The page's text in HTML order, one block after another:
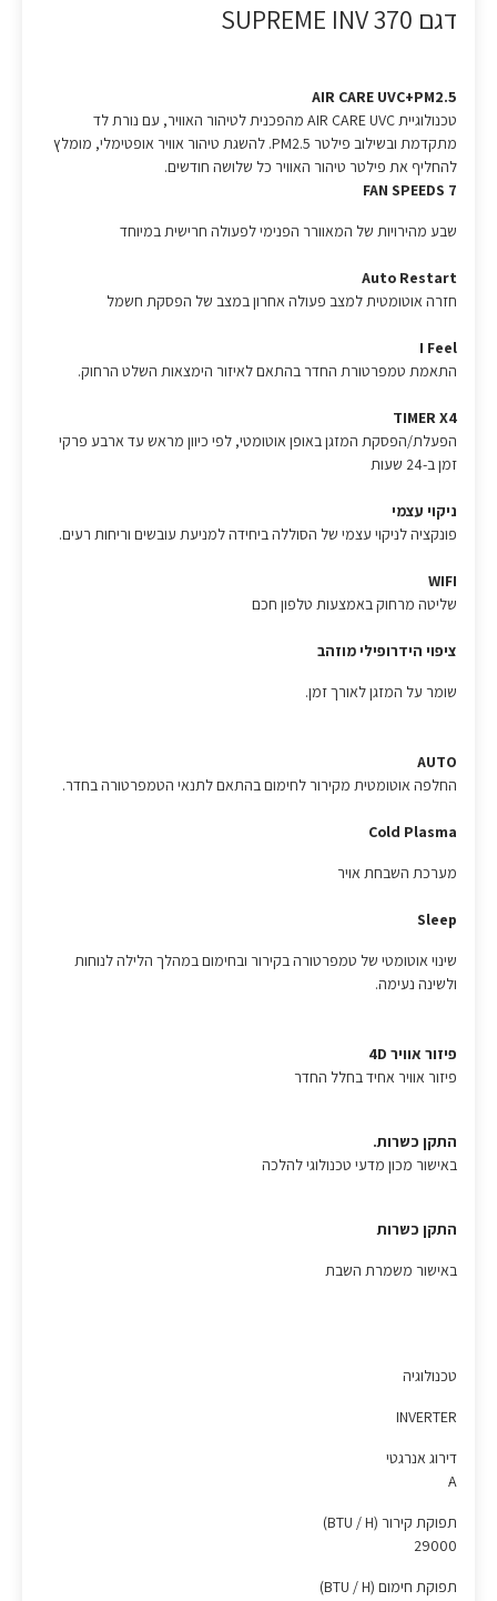
דגם SUPREME INV 370
AIR CARE UVC+PM2.5
טכנולוגיית AIR CARE UVC מהפכנית לטיהור האוויר, עם נורת לד
מתקדמת ובשילוב פילטר PM2.5. להשגת טיהור אוויר אופטימלי, מומלץ
להחליף את פילטר טיהור האוויר כל שלושה חודשים.
7 FAN SPEEDS
שבע מהירויות של המאוורר הפנימי לפעולה חרישית במיוחד
Auto Restart
חזרה אוטומטית למצב פעולה אחרון במצב של הפסקת חשמל
I Feel
התאמת טמפרטורת החדר בהתאם לאיזור הימצאות השלט הרחוק.
TIMER X4
הפעלת/הפסקת המזגן באופן אוטומטי, לפי כיוון מראש עד ארבע פרקי
זמן ב-24 שעות
ניקוי עצמי
פונקציה לניקוי עצמי של הסוללה ביחידה למניעת עובשים וריחות רעים.
WIFI
שליטה מרחוק באמצעות טלפון חכם
ציפוי הידרופילי מוזהב
שומר על המזגן לאורך זמן.
AUTO
החלפה אוטומטית מקירור לחימום בהתאם לתנאי הטמפרטורה בחדר.
Cold Plasma
מערכת השבחת אויר
Sleep
שינוי אוטומטי של טמפרטורה בקירור ובחימום במהלך הלילה לנוחות
ולשינה נעימה.
פיזור אוויר 4D
פיזור אוויר אחיד בחלל החדר
התקן כשרות.
באישור מכון מדעי טכנולוגי להלכה
התקן כשרות
באישור משמרת השבת
טכנולוגיה
INVERTER
דירוג אנרגטי
A
תפוקת קירור (BTU / H)
29000
תפוקת חימום (BTU / H)